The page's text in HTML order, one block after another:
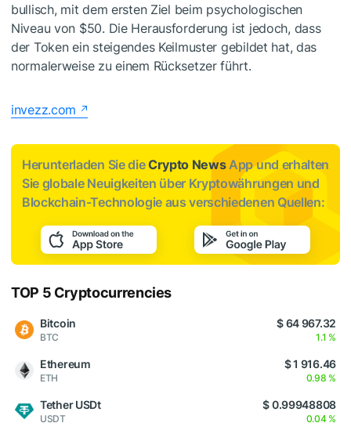
bullisch, mit dem ersten Ziel beim psychologischen
Niveau von $50. Die Herausforderung ist jedoch, dass
der Token ein steigendes Keilmuster gebildet hat, das
normalerweise zu einem Rücksetzer führt.
invezz.com
Herunterladen Sie dieCrypto NewsApp und erhalten
Sie globale Neuigkeiten über Kryptowährungen und
Blockchain-Technologie aus verschiedenen Quellen:
TOP 5 Cryptocurrencies
Bitcoin
BTC
$ 64 967.32
1.1 %
Ethereum
ETH
$ 1 916.46
0.98 %
Tether USDt
USDT
$ 0.99948808
0.04 %